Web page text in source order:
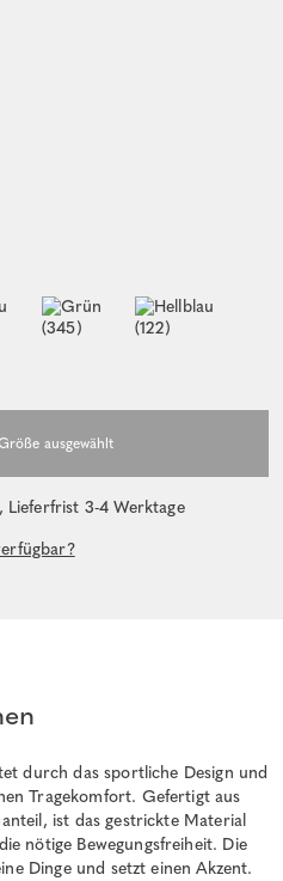
3-4 Werktage
durch das sportliche Design und
Tragekomfort. Gefertigt aus
ist das gestrickte Material
nötige Bewegungsfreiheit. Die
Dinge und setzt einen Akzent.